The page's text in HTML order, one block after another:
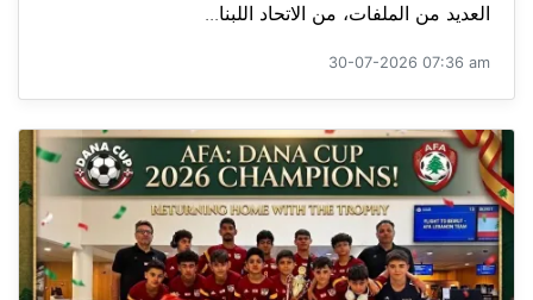
العديد من الملفات، من الاتحاد اللبنا...
30-07-2026 07:36 am